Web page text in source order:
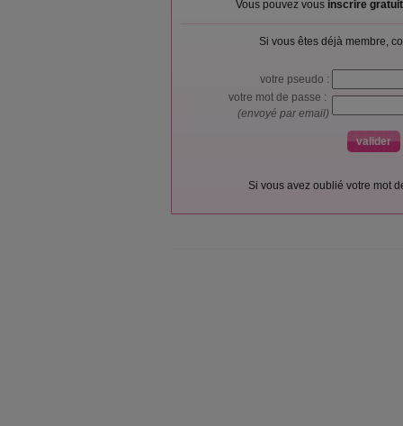
Vous pouvez vous inscrire
Si vous êtes déjà membre,
votre pseudo :
votre mot de passe :
(envoyé par email)
Si vous avez oublié votre mot